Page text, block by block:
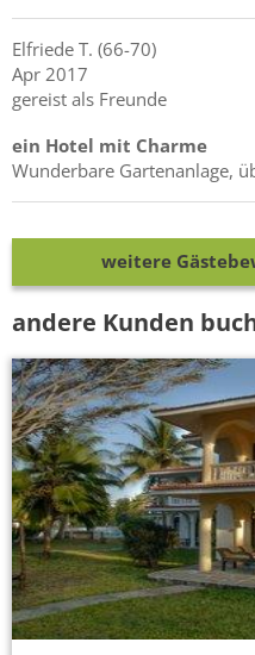
Elfriede T. (66-70)
Apr 2017
gereist als Freunde
ein Hotel mit Charme
Wunderbare Gartenanlage,
weitere
andere Kunden